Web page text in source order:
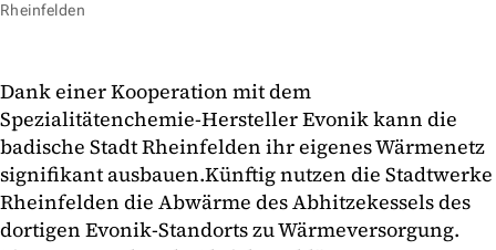
Rheinfelden
Dank einer Kooperation mit dem
Spezialitätenchemie-Hersteller Evonik kann die
badische Stadt Rheinfelden ihr eigenes Wärmenetz
signifikant ausbauen.Künftig nutzen die Stadtwerke
Rheinfelden die Abwärme des Abhitzekessels des
dortigen Evonik-Standorts zu Wärmeversorgung.